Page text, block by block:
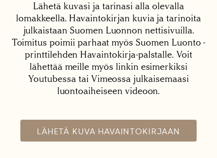
Lähetä kuvasi ja tarinasi alla olevalla
lomakkeella. Havaintokirjan kuvia ja tarinoita
julkaistaan Suomen Luonnon nettisivuilla.
Toimitus poimii parhaat myös Suomen Luonto -
printtilehden Havaintokirja-palstalle. Voit
lähettää meille myös linkin esimerkiksi
Youtubessa tai Vimeossa julkaisemaasi
luontoaiheiseen videoon.
LÄHETÄ KUVA HAVAINTOKIRJAAN